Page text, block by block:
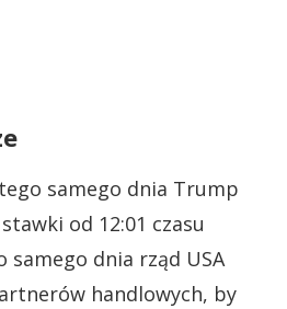
tego samego dnia Trump
od 12:01 czasu
samego dnia rząd USA
handlowych, by